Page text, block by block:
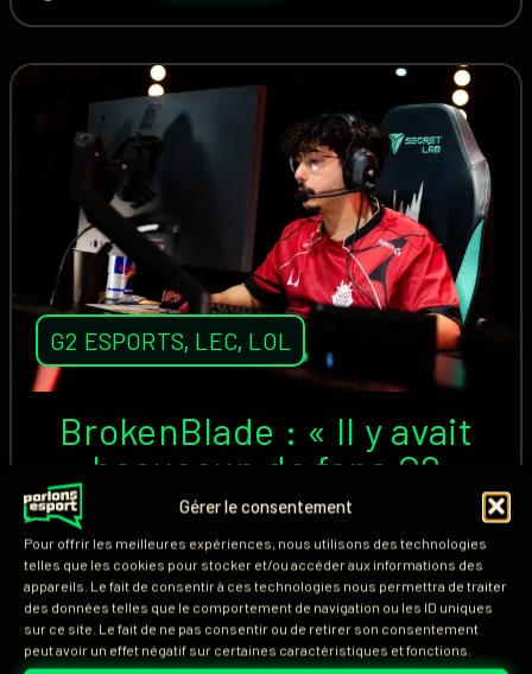
Gérer le consentement
Pour offrir les meilleures expériences, nous utilisons des technologies
telles que les cookies pour stocker et/ou accéder aux informations des
appareils. Le fait de consentir à ces technologies nous permettra de traiter
des données telles que le comportement de navigation ou les ID uniques
sur ce site. Le fait de ne pas consentir ou de retirer son consentement
peut avoir un effet négatif sur certaines caractéristiques et fonctions.
G2 ESPORTS, LEC, LOL
BrokenBlade : « Il y avait
beaucoup de fans G2
Esports au LEC Roadtrip de
Paris »
Retour sur les mots de BrokenBlade après la victoire
de G2 Esports face à Team Vitality en LEC Summer
2026.